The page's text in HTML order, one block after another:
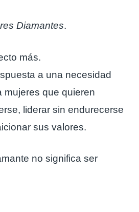
Diamantes.
más.
a una necesidad
mujeres que quieren
liderar sin endurecerse
sus valores.
no significa ser